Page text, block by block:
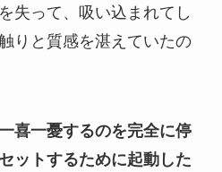
失って、吸い込まれてし
りと質感を湛えていたの
喜一憂するのを完全に停
ットするために起動した